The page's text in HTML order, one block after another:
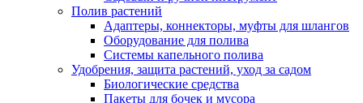
Полив растений
Адаптеры, коннекторы, муфты для шлангов
Оборудование для полива
Системы капельного полива
Удобрения, защита растений, уход за садом
Биологические средства
Пакеты для бочек и мусора